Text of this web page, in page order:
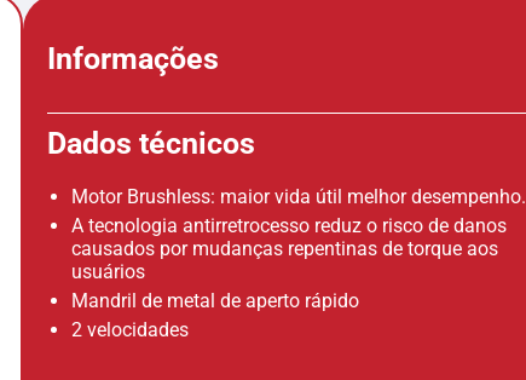
Informações
Dados técnicos
Motor Brushless: maior vida útil melhor desempenho.
A tecnologia antirretrocesso reduz o risco de danos
causados por mudanças repentinas de torque aos
usuários
Mandril de metal de aperto rápido
2 velocidades